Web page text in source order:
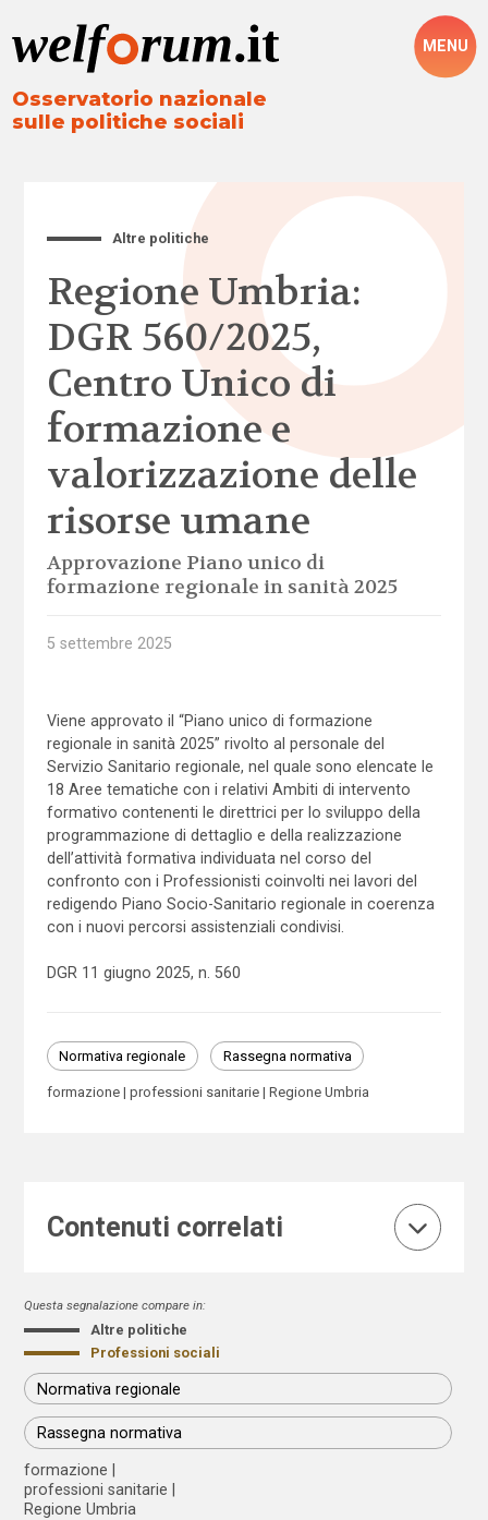
Osservatorio nazionale
sulle politiche sociali
MENU
Altre politiche
Regione Umbria:
DGR 560/2025,
Centro Unico di
formazione e
valorizzazione delle
risorse umane
Approvazione Piano unico di
formazione regionale in sanità 2025
5 settembre 2025
Viene approvato il “Piano unico di formazione
regionale in sanità 2025” rivolto al personale del
Servizio Sanitario regionale, nel quale sono elencate le
18 Aree tematiche con i relativi Ambiti di intervento
formativo contenenti le direttrici per lo sviluppo della
programmazione di dettaglio e della realizzazione
dell’attività formativa individuata nel corso del
confronto con i Professionisti coinvolti nei lavori del
redigendo Piano Socio-Sanitario regionale in coerenza
con i nuovi percorsi assistenziali condivisi.
DGR 11 giugno 2025, n. 560
Normativa regionale Rassegna normativa
formazione professioni sanitarie Regione Umbria
Contenuti correlati
Questa segnalazione compare in:
Altre politiche
Professioni sociali
Normativa regionale
Rassegna normativa
formazione
professioni sanitarie
Regione Umbria